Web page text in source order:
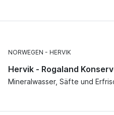
NORWEGEN HERVIK
Hervik - Rogaland
Mineralwasser, Säfte und